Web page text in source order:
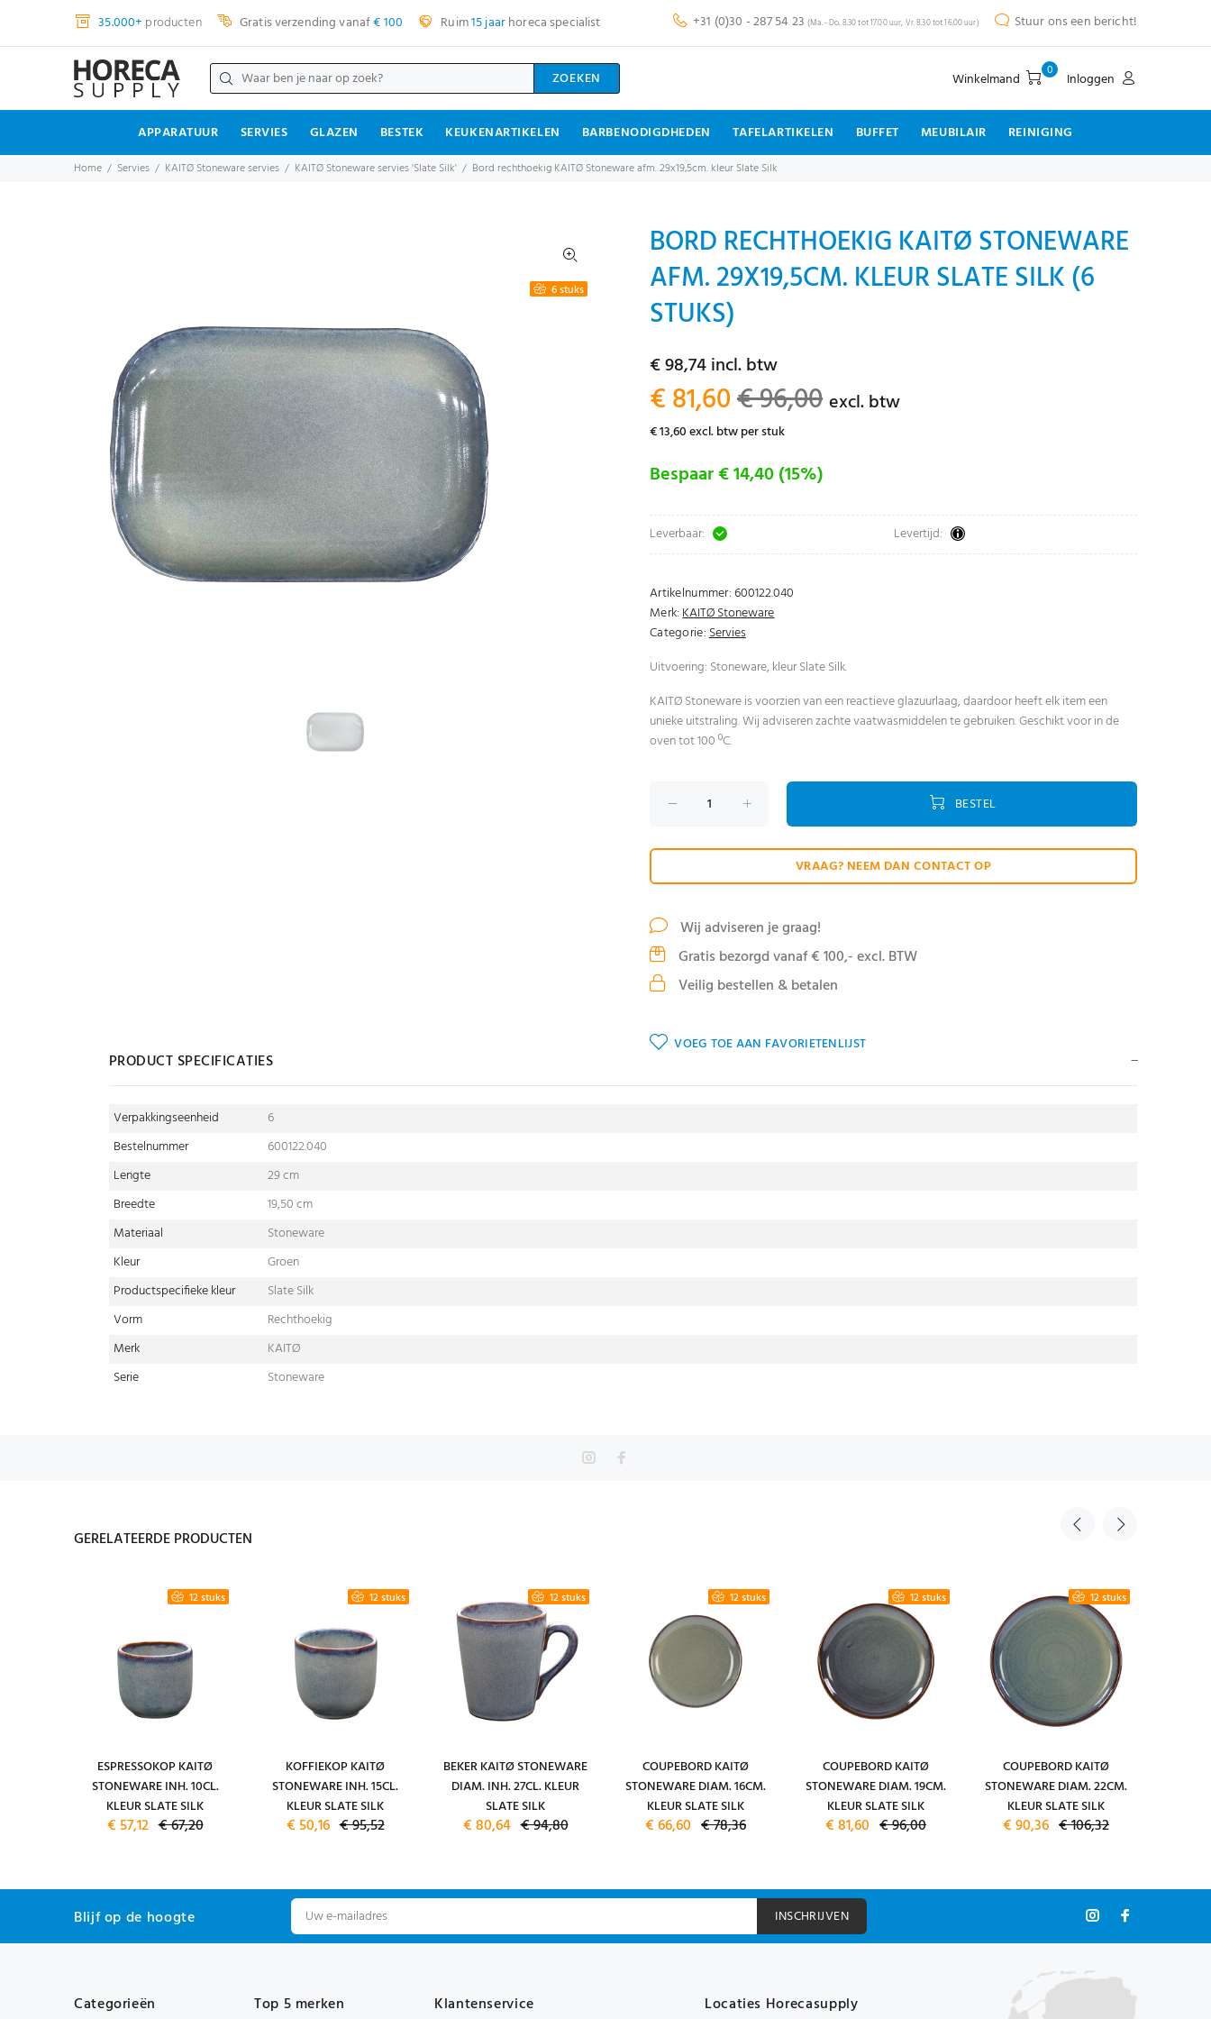
35.000+ producten Gratis verzending vanaf€ 100 Ruim15 jaarhoreca specialist +31 (0)30 - 287 54 23 (Ma. - Do. 8.30 tot 17.00 uur, Vr. 8.30 tot 16.00 uur) Stuur ons een bericht!
ZOEKEN Winkelmand 0 Inloggen
APPARATUUR SERVIES GLAZEN BESTEK KEUKENARTIKELEN BARBENODIGDHEDEN TAFELARTIKELEN BUFFET MEUBILAIR REINIGING
Home Servies KAITØ Stoneware servies KAITØ Stoneware servies 'Slate Silk' Bord rechthoekig KAITØ Stoneware afm. 29x19,5cm. kleur Slate Silk
6 stuks
BORD RECHTHOEKIG KAITØ STONEWARE
AFM. 29X19,5CM. KLEUR SLATE SILK (6
STUKS)
€ 98,74 incl. btw
€ 81,60€ 96,00 excl. btw
€ 13,60 excl. btw per stuk
Bespaar € 14,40 (15%)
Leverbaar: Levertijd:
Artikelnummer:600122.040
Merk:KAITØ Stoneware
Categorie:Servies
Uitvoering: Stoneware, kleur Slate Silk.
KAITØ Stoneware is voorzien van een reactieve glazuurlaag, daardoor heeft elk item een
unieke uitstraling. Wij adviseren zachte vaatwasmiddelen te gebruiken. Geschikt voor in de
oven tot 100 ºC.
BESTEL
VRAAG? NEEM DAN CONTACT OP
Wij adviseren je graag!
Gratis bezorgd vanaf € 100,- excl. BTW
Veilig bestellen & betalen
VOEG TOE AAN FAVORIETENLIJST
PRODUCT SPECIFICATIES
Verpakkingseenheid
6
Bestelnummer
600122.040
Lengte
29 cm
Breedte
19,50 cm
Materiaal
Stoneware
Kleur
Groen
Productspecifieke kleur
Slate Silk
Vorm
Rechthoekig
Merk
KAITØ
Serie
Stoneware
GERELATEERDE PRODUCTEN
12 stuks
ESPRESSOKOP KAITØ
STONEWARE INH. 10CL.
KLEUR SLATE SILK
€ 57,12 € 67,20
12 stuks
KOFFIEKOP KAITØ
STONEWARE INH. 15CL.
KLEUR SLATE SILK
€ 50,16 € 95,52
12 stuks
BEKER KAITØ STONEWARE
DIAM. INH. 27CL. KLEUR
SLATE SILK
€ 80,64 € 94,80
12 stuks
COUPEBORD KAITØ
STONEWARE DIAM. 16CM.
KLEUR SLATE SILK
€ 66,60 € 78,36
12 stuks
COUPEBORD KAITØ
STONEWARE DIAM. 19CM.
KLEUR SLATE SILK
€ 81,60 € 96,00
12 stuks
COUPEBORD KAITØ
STONEWARE DIAM. 22CM.
KLEUR SLATE SILK
€ 90,36 € 106,32
Blijf op de hoogte INSCHRIJVEN
Categorieën Top 5 merken Klantenservice Locaties Horecasupply